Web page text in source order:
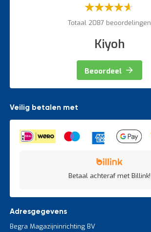
Waardering:
Totaal 2087 beoordelingen
Kiyoh
Beoordeel
Veilig betalen met
Betaal achteraf met Billink!
Adresgegevens
Begra Magazijninrichting BV